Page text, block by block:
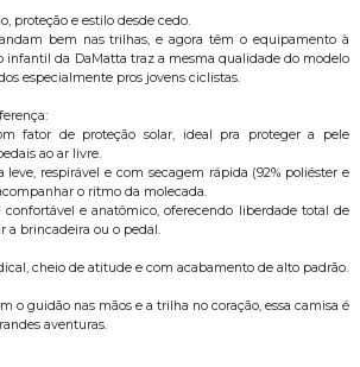
proteção e estilo desde cedo.
bem nas trilhas, e agora têm o equipamento à
infantil da DaMatta traz a mesma qualidade do modelo
especialmente pros jovens ciclistas.
fator de proteção solar, ideal pra proteger a pele
ao ar livre.
leve, respirável e com secagem rápida (92% poliéster e
o ritmo da molecada.
confortável e anatômico, oferecendo liberdade total de
a brincadeira ou o pedal.
cheio de atitude e com acabamento de alto padrão.
o guidão nas mãos e a trilha no coração, essa camisa é
aventuras.